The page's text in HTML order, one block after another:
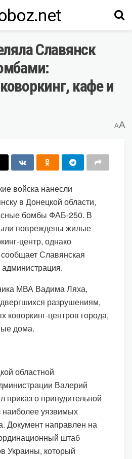
Славянск
кафе и
AA
войска нанесли
в Донецкой области,
бомбы ФАБ-250. В
повреждены жилые
центр, однако
Славянская
МВА Вадима Ляха,
разрушениям,
центров города,
дома.
областной
Валерий
приказ о принудительной
наиболее уязвимых
Документ направлен на
штаб
Украины, который